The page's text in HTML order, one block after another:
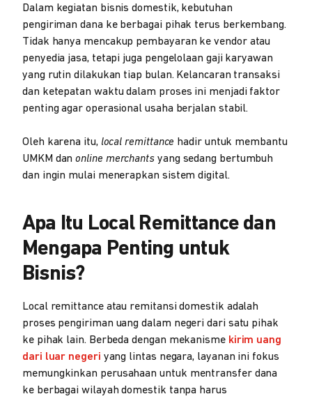
Dalam kegiatan bisnis domestik, kebutuhan
pengiriman dana ke berbagai pihak terus berkembang.
Tidak hanya mencakup pembayaran ke vendor atau
penyedia jasa, tetapi juga pengelolaan gaji karyawan
yang rutin dilakukan tiap bulan. Kelancaran transaksi
dan ketepatan waktu dalam proses ini menjadi faktor
penting agar operasional usaha berjalan stabil.
Oleh karena itu, local remittance hadir untuk membantu
UMKM danonline merchants yang sedang bertumbuh
dan ingin mulai menerapkan sistem digital.
Apa Itu Local Remittance dan
Mengapa Penting untuk
Bisnis?
Local remittance atau remitansi domestik adalah
proses pengiriman uang dalam negeri dari satu pihak
ke pihak lain. Berbeda dengan mekanisme kirim uang
dari luar negeri yang lintas negara, layanan ini fokus
memungkinkan perusahaan untuk mentransfer dana
ke berbagai wilayah domestik tanpa harus